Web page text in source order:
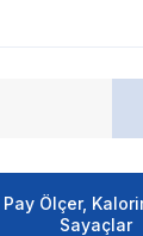
Pay Ölçer,
Sayaçlar